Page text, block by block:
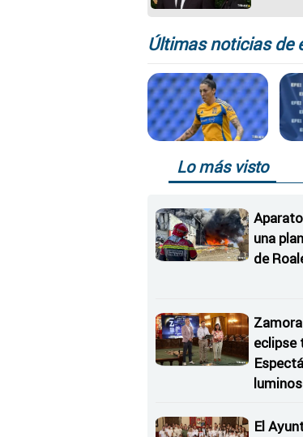
Miami
Últimas noticias de
Lo más visto
una
de
eclipse
El